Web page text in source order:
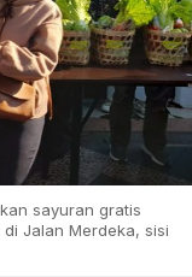
sayuran gratis
Jalan Merdeka, sisi